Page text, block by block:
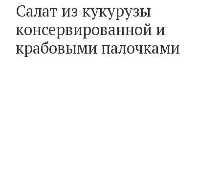
Салат из кукурузы
консервированной и
крабовыми палочками